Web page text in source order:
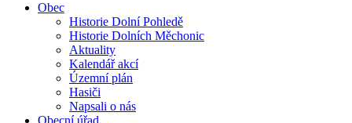
Obec
Historie Dolní Pohledě
Historie Dolních Měchonic
Aktuality
Kalendář akcí
Územní plán
Hasiči
Napsali o nás
Obecní úřad